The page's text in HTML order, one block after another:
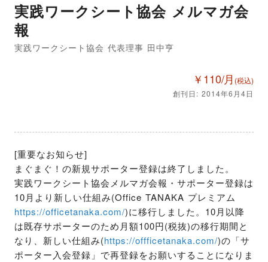
実践ワークシート協会 メルマガ会
報
実践ワークシート協会 代表理事 田中亨
￥110/月 (税込)
創刊日: 2014年6月4日
[重要なお知らせ]
まぐまぐ！の新規サポーター登録は終了しました。
実践ワークシート協会メルマガ会報・サポーター登録は
https://officetanaka.com/)に移行しました。10月以降
は既存サポーターのため月額100円(税抜)の移行期間と
なり、新しい仕組み(https://offficetanaka.com/)の「サ
ポーター入会登録」で再登録をお願いすることになりま